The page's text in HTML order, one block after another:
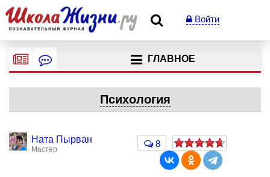
Войти
ГЛАВНОЕ
Психология
Ната Пырван
Мастер
8